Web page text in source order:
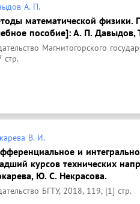
А. П.
математической физики.
пособие]: А. П. Давыдов,
Магнитогорского
стр.
В. И.
и
курсов технических
Ю. С. Некрасова.
БГТУ, 2018, 119, [1] стр.